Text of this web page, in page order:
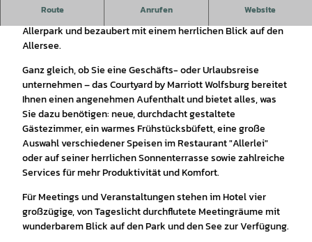
Route Anrufen Website
Das Courtyard by Marriott Wolfsburg befindet sich im
Allerpark und bezaubert mit einem herrlichen Blick auf den
Allersee.
Ganz gleich, ob Sie eine Geschäfts- oder Urlaubsreise
unternehmen – das Courtyard by Marriott Wolfsburg bereitet
Ihnen einen angenehmen Aufenthalt und bietet alles, was
Sie dazu benötigen: neue, durchdacht gestaltete
Gästezimmer, ein warmes Frühstücksbüfett, eine große
Auswahl verschiedener Speisen im Restaurant "Allerlei"
oder auf seiner herrlichen Sonnenterrasse sowie zahlreiche
Services für mehr Produktivität und Komfort.
Für Meetings und Veranstaltungen stehen im Hotel vier
großzügige, von Tageslicht durchflutete Meetingräume mit
wunderbarem Blick auf den Park und den See zur Verfügung.